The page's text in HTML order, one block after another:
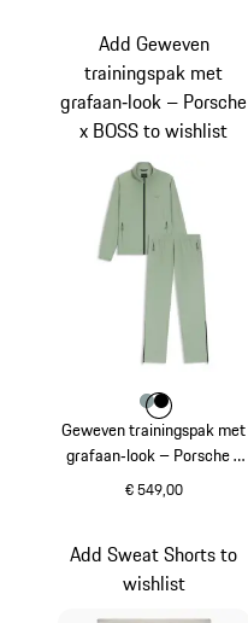
Geweven trainingspak met
grafaan‑look – Porsche x
BOSS
€ 549,00
Add Geweven
trainingspak met
grafaan‑look – Porsche
x BOSS to wishlist
Kleur
KleurKleur
Add Sweat Shorts to
wishlist